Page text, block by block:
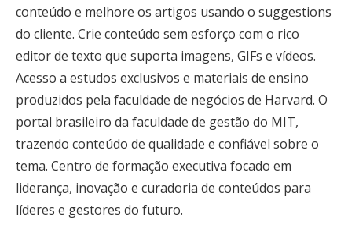
conteúdo e melhore os artigos usando o suggestions
do cliente. Crie conteúdo sem esforço com o rico
editor de texto que suporta imagens, GIFs e vídeos.
Acesso a estudos exclusivos e materiais de ensino
produzidos pela faculdade de negócios de Harvard. O
portal brasileiro da faculdade de gestão do MIT,
trazendo conteúdo de qualidade e confiável sobre o
tema. Centro de formação executiva focado em
liderança, inovação e curadoria de conteúdos para
líderes e gestores do futuro.